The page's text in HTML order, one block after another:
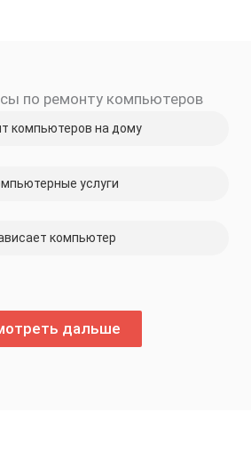
по ремонту компьютеров
компьютеров на дому
услуги
компьютер
дальше
скидку